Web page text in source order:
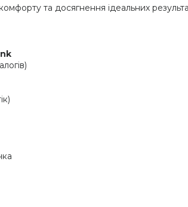
та досягнення ідеальних